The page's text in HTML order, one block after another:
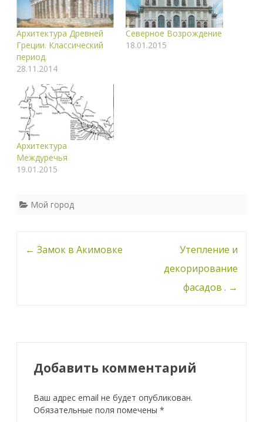
Архитектура Древней
Греции. Классический
период.
28.11.2014
Северное Возрождение
18.01.2015
Архитектура
Междуречья
19.01.2015
Мой город
← Замок в Акимовке
Утепление и
декорирование
фасадов . →
Добавить комментарий
Ваш адрес email не будет опубликован.
Обязательные поля помечены *